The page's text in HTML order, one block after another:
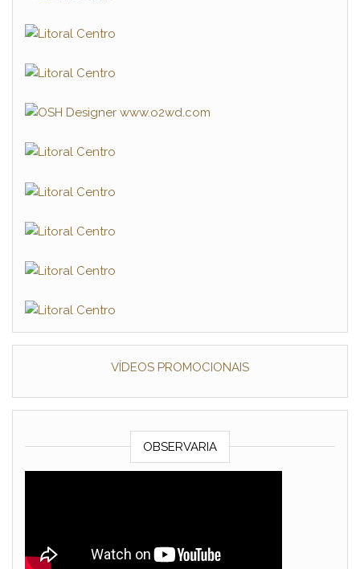
VÍDEOS PROMOCIONAIS
OBSERVARIA